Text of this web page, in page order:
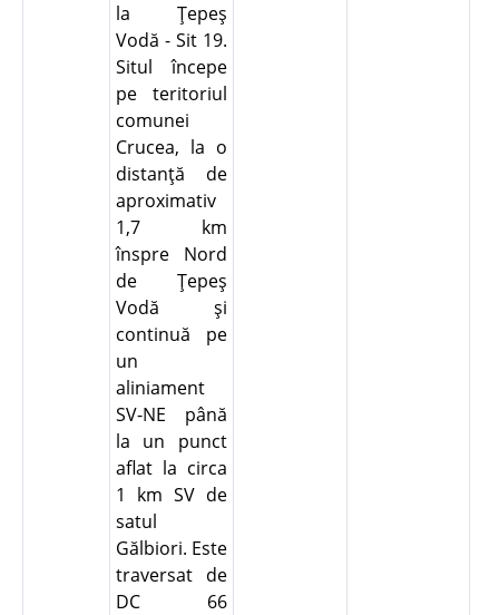
la Ţepeş
Vodă - Sit 19.
Situl începe
pe teritoriul
comunei
Crucea, la o
distanţă de
aproximativ
1,7 km
înspre Nord
de Ţepeş
Vodă şi
continuă pe
un
aliniament
SV-NE până
la un punct
aflat la circa
1 km SV de
satul
Gălbiori. Este
traversat de
DC 66